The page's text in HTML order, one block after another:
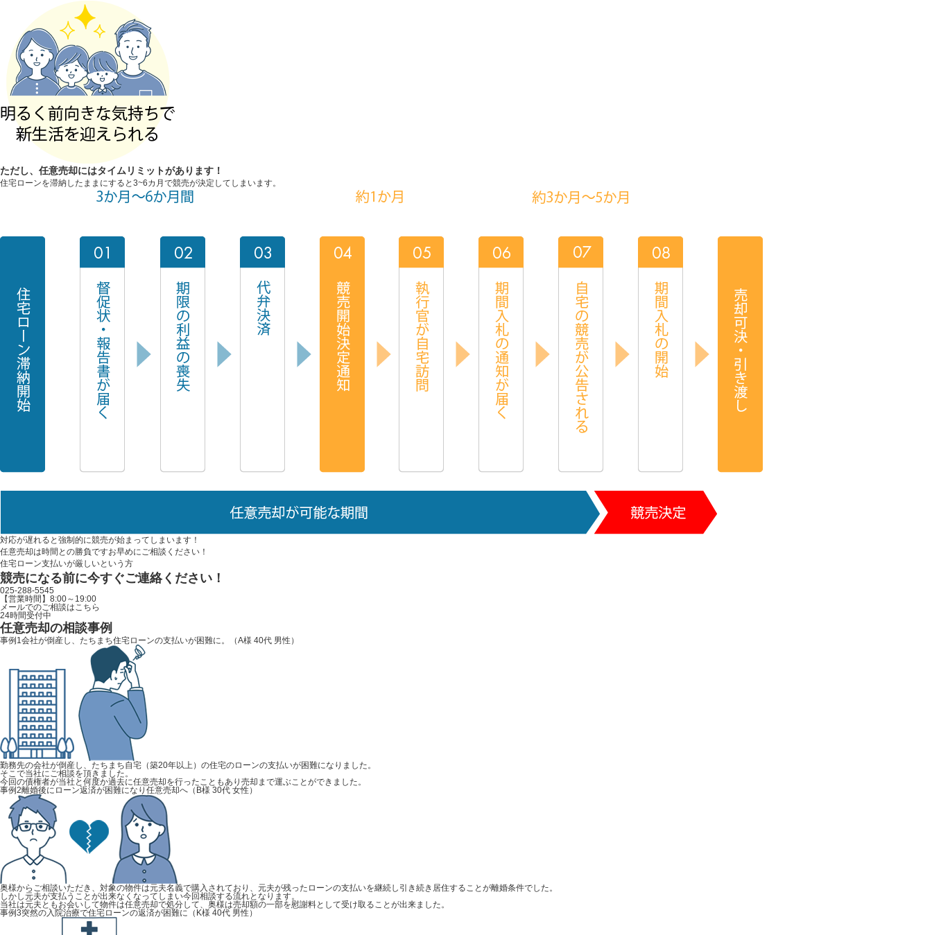
ただし、任意売却にはタイムリミットがあります！
住宅ローンを滞納したままにすると3~6カ月で競売が決定してしまいます。
対応が遅れると 強制的に競売が始まってしまいます！
任意売却は時間との勝負ですお早めにご相談ください！
住宅ローン支払いが厳しいという方
競売になる前に今すぐご連絡ください！
025-288-5545
【営業時間】8:00～19:00
メールでのご相談はこちら
24時間受付中
任意売却の相談事例
事例1会社が倒産し、たちまち住宅ローンの支払いが困難に。 （A様 40代 男性）
勤務先の会社が倒産し、たちまち自宅（築20年以上）の住宅のローンの支払いが困難になりました。
そこで当社にご相談を頂きました。
今回の債権者が当社と何度か過去に任意売却を行ったこともあり売却まで運ぶことができました。
事例2離婚後にローン返済が困難になり任意売却へ （B様 30代 女性）
奥様からご相談いただき、対象の物件は元夫名義で購入されており、元夫が残ったローンの支払いを継続し引き続き居住することが離婚条件でした。
しかし元夫が支払うことが出来なくなってしまい今回相談する流れとなります。
当社は元夫ともお会いして物件は任意売却で処分して、奥様は売却額の一部を慰謝料として受け取ることが出来ました。
事例3突然の入院治療で住宅ローンの返済が困難に （K様 40代 男性）